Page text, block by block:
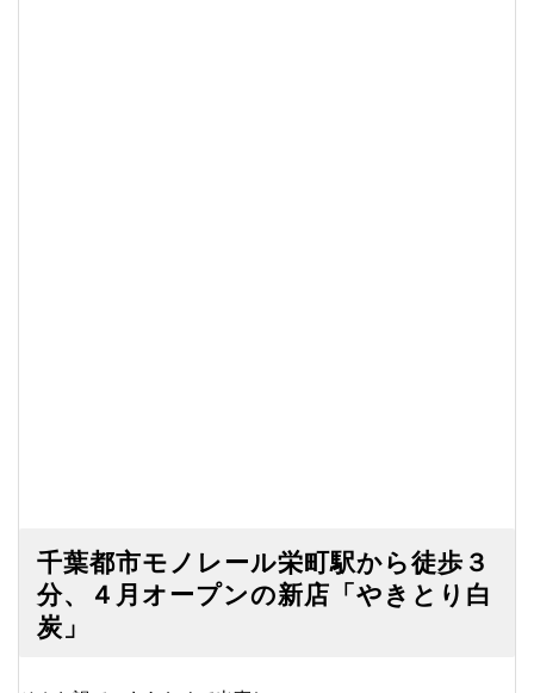
千葉都市モノレール栄町駅から徒歩３
分、４月オープンの新店「やきとり白
炭」